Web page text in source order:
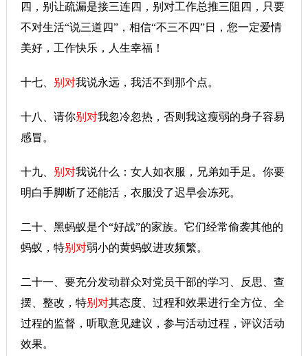
四，别让疏漏是接三连四，别对工作总推三阻四，只要
不对生活“说三道四”，相信“不三不四”日，您一定爱情
美好，工作快乐，人生幸福！
十七、 别对我说永远，我活不到那个点。
十八、请你别对我忽冷忽热，否则我这瘦弱的身子容易
感冒。
十九、 别对我说什么：女人如衣服，兄弟如手足。你要
明白手脚断了还能活，衣服没了迟早会冻死。
二十、黑蚂蚁是个“好战”的家族。它们经常偷袭其他的
蚂蚁，特别对弱小的黄蚂蚁进攻频繁。
二十一、要充分发动群众对党员干部的学习、反思、查
摆、整改，特别对其态度、过程和效果进行全方位、全
过程的监督，听取意见建议，参与活动过程，评议活动
效果。